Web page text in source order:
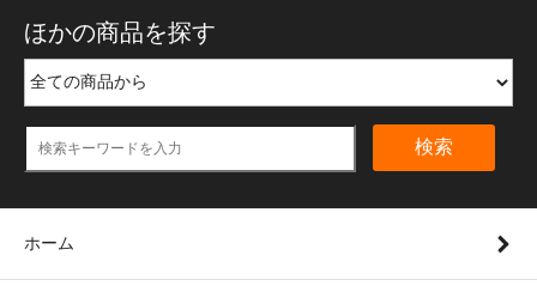
ほかの商品を探す
検索
ホーム